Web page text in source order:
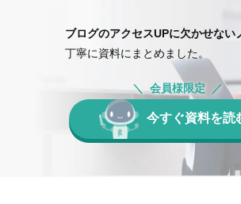
ブログのアクセスUPに欠かせない
丁寧に資料にまとめました。
会員様限定
今すぐ資料を読